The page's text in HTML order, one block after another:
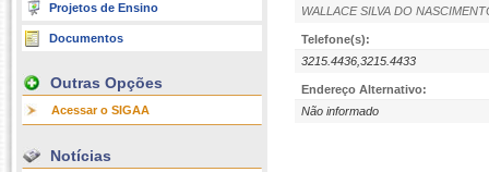
Projetos de Ensino
Documentos
Outras Opções
Acessar o SIGAA
Notícias
WALLACE SILVA DO
Telefone(s):
3215.4436,3215.4433
Endereço Alternativo:
Não informado